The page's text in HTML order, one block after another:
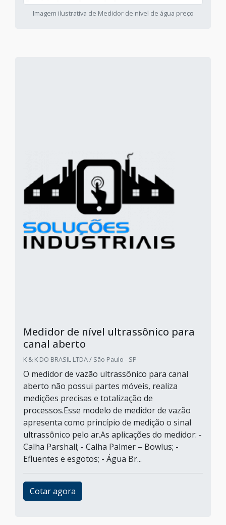
Imagem ilustrativa de Medidor de nível de água preço
Medidor de nível ultrassônico para
canal aberto
K & K DO BRASIL LTDA / São Paulo - SP
O medidor de vazão ultrassônico para canal
aberto não possui partes móveis, realiza
medições precisas e totalização de
processos.Esse modelo de medidor de vazão
apresenta como princípio de medição o sinal
ultrassônico pelo ar.As aplicações do medidor: -
Calha Parshall; - Calha Palmer – Bowlus; -
Efluentes e esgotos; - Água Br...
Cotar agora